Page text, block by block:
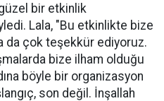
bir etkinlik
Lala, "Bu etkinlikte bize
da çok teşekkür ediyoruz.
bize ilham olduğu
böyle bir organizasyon
son değil. İnşallah